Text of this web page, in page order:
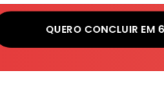
QUERO CONCLUIR EM